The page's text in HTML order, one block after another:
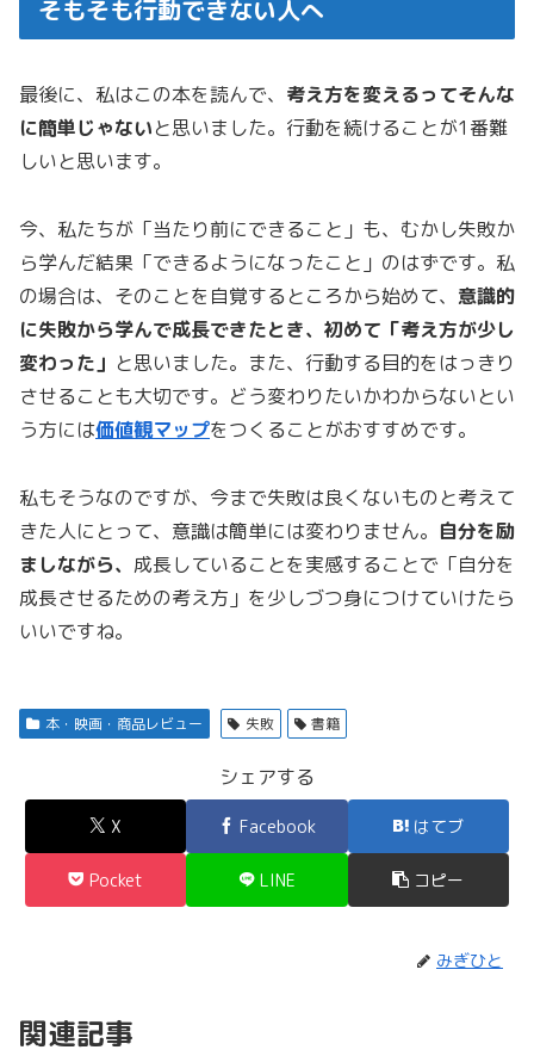
そもそも行動できない人へ
最後に、私はこの本を読んで、 考え方を変えるってそんな
に簡単じゃないと思いました。行動を続けることが1番難
しいと思います。
今、私たちが「当たり前にできること」も、むかし失敗か
ら学んだ結果「できるようになったこと」のはずです。私
の場合は、そのことを自覚するところから始めて、 意識的
に失敗から学んで成長できたとき、初めて「考え方が少し
変わった」 と思いました。また、行動する目的をはっきり
させることも大切です。どう変わりたいかわからないとい
う方には価値観マップをつくることがおすすめです。
私もそうなのですが、今まで失敗は良くないものと考えて
きた人にとって、意識は簡単には変わりません。 自分を励
ましながら、 成長していることを実感することで「自分を
成長させるための考え方」を少しづつ身につけていけたら
いいですね。
本・映画・商品レビュー 失敗 書籍
シェアする
X Facebook はてブ
Pocket LINE コピー
みぎひと
関連記事